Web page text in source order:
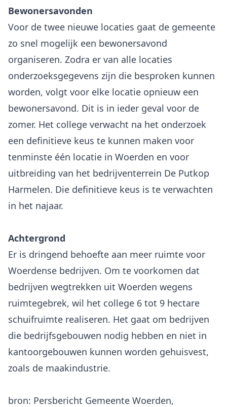
Bewonersavonden
Voor de twee nieuwe locaties gaat de gemeente
zo snel mogelijk een bewonersavond
organiseren. Zodra er van alle locaties
onderzoeksgegevens zijn die besproken kunnen
worden, volgt voor elke locatie opnieuw een
bewonersavond. Dit is in ieder geval voor de
zomer. Het college verwacht na het onderzoek
een definitieve keus te kunnen maken voor
tenminste één locatie in Woerden en voor
uitbreiding van het bedrijventerrein De Putkop
Harmelen. Die definitieve keus is te verwachten
in het najaar.
Achtergrond
Er is dringend behoefte aan meer ruimte voor
Woerdense bedrijven. Om te voorkomen dat
bedrijven wegtrekken uit Woerden wegens
ruimtegebrek, wil het college 6 tot 9 hectare
schuifruimte realiseren. Het gaat om bedrijven
die bedrijfsgebouwen nodig hebben en niet in
kantoorgebouwen kunnen worden gehuisvest,
zoals de maakindustrie.
bron: Persbericht Gemeente Woerden,